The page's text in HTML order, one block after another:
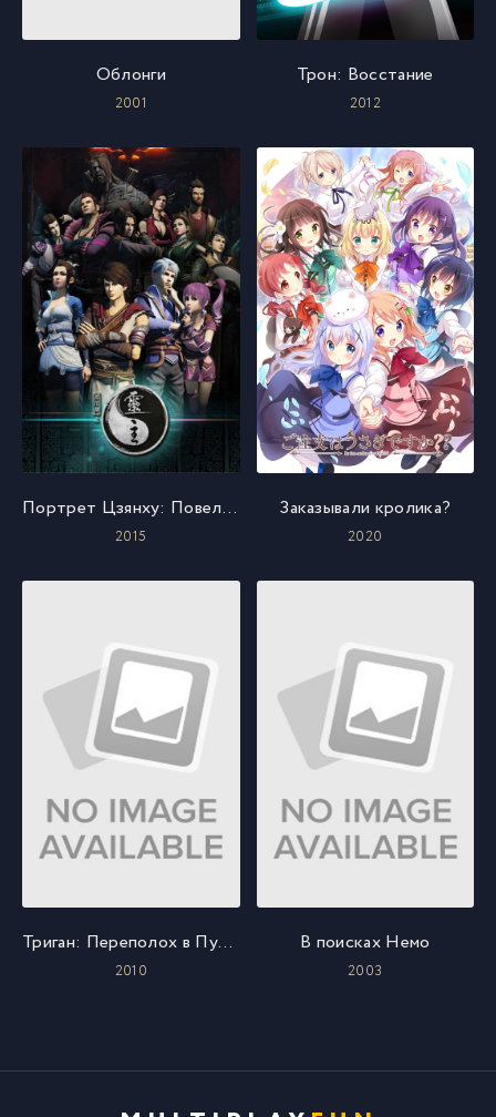
Облонги
2001
Трон: Восстание
2012
Портрет Цзянху: Повелитель духов
2015
Заказывали кролика?
2020
Триган: Переполох в Пустошах
2010
В поисках Немо
2003